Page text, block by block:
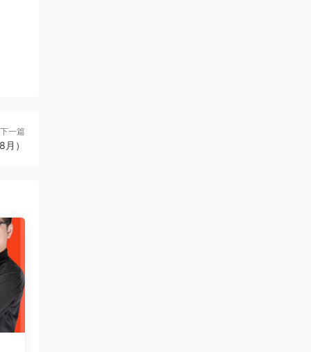
下一篇
）